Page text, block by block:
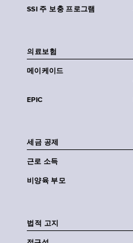
SSI 주 보충 프로그램
의료보험
메이케이드
EPIC
세금 공제
근로 소득
비양육 부모
법적 고지